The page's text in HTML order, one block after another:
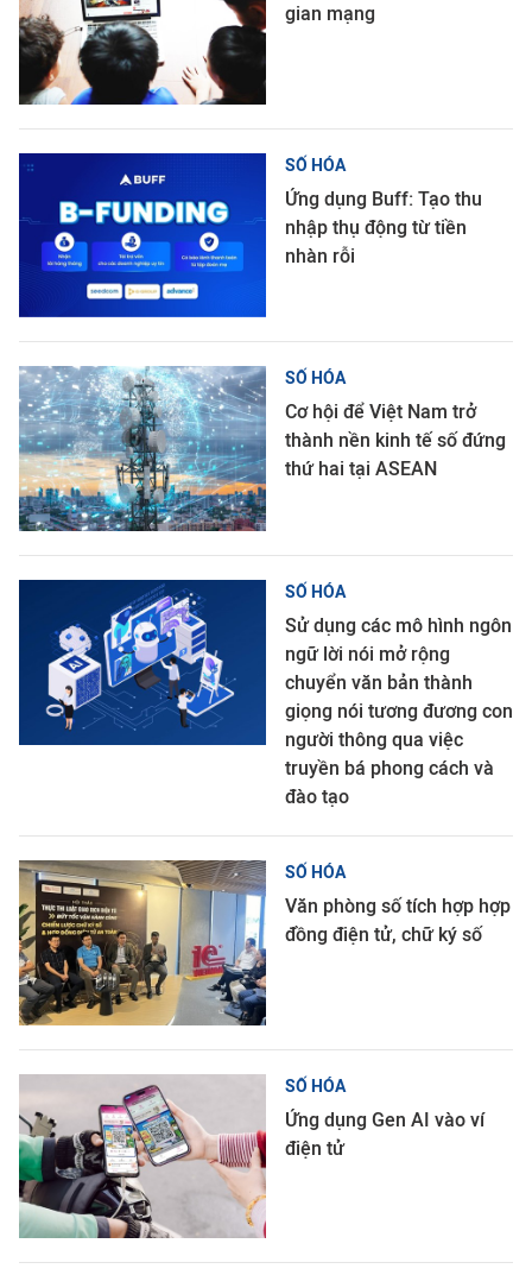
gian mạng
SỐ HÓA
Ứng dụng Buff: Tạo thu
nhập thụ động từ tiền
nhàn rỗi
SỐ HÓA
Cơ hội để Việt Nam trở
thành nền kinh tế số đứng
thứ hai tại ASEAN
SỐ HÓA
Sử dụng các mô hình ngôn
ngữ lời nói mở rộng
chuyển văn bản thành
giọng nói tương đương con
người thông qua việc
truyền bá phong cách và
đào tạo
SỐ HÓA
Văn phòng số tích hợp hợp
đồng điện tử, chữ ký số
SỐ HÓA
Ứng dụng Gen AI vào ví
điện tử